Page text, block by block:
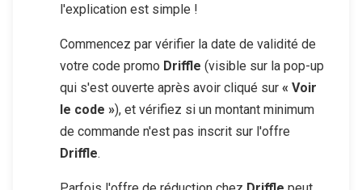
l'explication est simple !
Commencez par vérifier la date de validité de
votre code promo Driffle (visible sur la pop-up
qui s'est ouverte après avoir cliqué sur « Voir
le code »), et vérifiez si un montant minimum
de commande n'est pas inscrit sur l'offre
Driffle.